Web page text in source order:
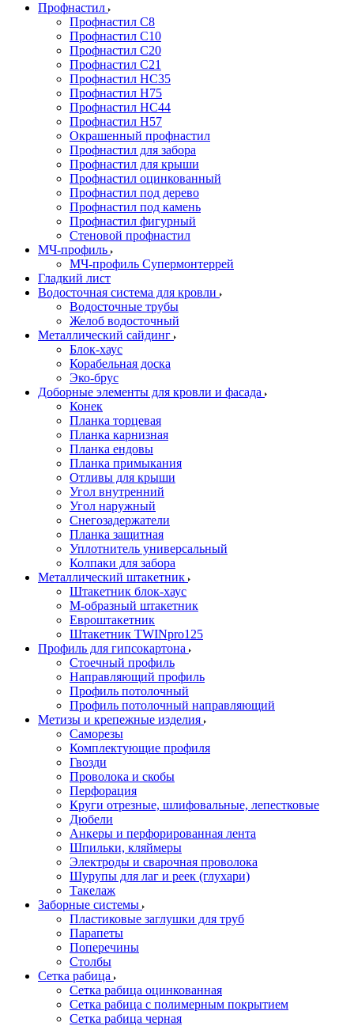
Профнастил
Профнастил С8
Профнастил С10
Профнастил С20
Профнастил С21
Профнастил НС35
Профнастил Н75
Профнастил HC44
Профнастил Н57
Окрашенный профнастил
Профнастил для забора
Профнастил для крыши
Профнастил оцинкованный
Профнастил под дерево
Профнастил под камень
Профнастил фигурный
Стеновой профнастил
МЧ-профиль
МЧ-профиль Супермонтеррей
Гладкий лист
Водосточная система для кровли
Водосточные трубы
Желоб водосточный
Металлический сайдинг
Блок-хаус
Корабельная доска
Эко-брус
Доборные элементы для кровли и фасада
Конек
Планка торцевая
Планка карнизная
Планка ендовы
Планка примыкания
Отливы для крыши
Угол внутренний
Угол наружный
Снегозадержатели
Планка защитная
Уплотнитель универсальный
Колпаки для забора
Металлический штакетник
Штакетник блок-хаус
М-образный штакетник
Евроштакетник
Штакетник TWINpro125
Профиль для гипсокартона
Стоечный профиль
Направляющий профиль
Профиль потолочный
Профиль потолочный направляющий
Метизы и крепежные изделия
Саморезы
Комплектующие профиля
Гвозди
Проволока и скобы
Перфорация
Круги отрезные, шлифовальные, лепестковые
Дюбели
Анкеры и перфорированная лента
Шпильки, кляймеры
Электроды и сварочная проволока
Шурупы для лаг и реек (глухари)
Такелаж
Заборные системы
Пластиковые заглушки для труб
Парапеты
Поперечины
Столбы
Сетка рабица
Сетка рабица оцинкованная
Сетка рабица с полимерным покрытием
Сетка рабица черная